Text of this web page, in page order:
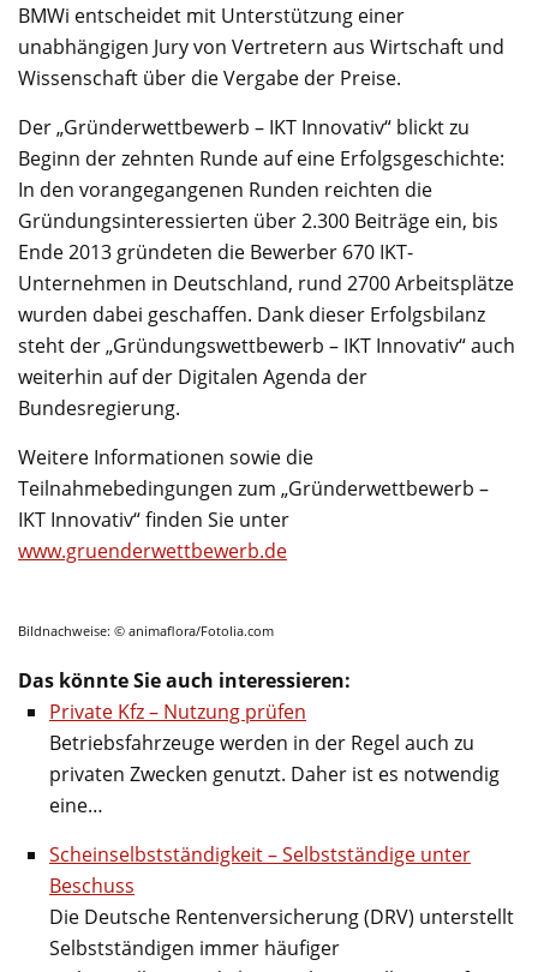
BMWi entscheidet mit Unterstützung einer
unabhängigen Jury von Vertretern aus Wirtschaft und
Wissenschaft über die Vergabe der Preise.
Der „Gründerwettbewerb – IKT Innovativ“ blickt zu
Beginn der zehnten Runde auf eine Erfolgsgeschichte:
In den vorangegangenen Runden reichten die
Gründungsinteressierten über 2.300 Beiträge ein, bis
Ende 2013 gründeten die Bewerber 670 IKT-
Unternehmen in Deutschland, rund 2700 Arbeitsplätze
wurden dabei geschaffen. Dank dieser Erfolgsbilanz
steht der „Gründungswettbewerb – IKT Innovativ“ auch
weiterhin auf der Digitalen Agenda der
Bundesregierung.
Weitere Informationen sowie die
Teilnahmebedingungen zum „Gründerwettbewerb –
IKT Innovativ“ finden Sie unter
www.gruenderwettbewerb.de
Bildnachweise: © animaflora/Fotolia.com
Das könnte Sie auch interessieren:
Private Kfz – Nutzung prüfen
Betriebsfahrzeuge werden in der Regel auch zu
privaten Zwecken genutzt. Daher ist es notwendig
eine…
Scheinselbstständigkeit – Selbstständige unter
Beschuss
Die Deutsche Rentenversicherung (DRV) unterstellt
Selbstständigen immer häufiger